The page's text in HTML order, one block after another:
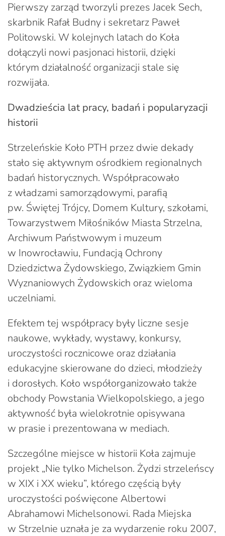
Pierwszy zarząd tworzyli prezes Jacek Sech,
skarbnik Rafał Budny i sekretarz Paweł
Politowski. W kolejnych latach do Koła
dołączyli nowi pasjonaci historii, dzięki
którym działalność organizacji stale się
rozwijała.
Dwadzieścia lat pracy, badań i popularyzacji
historii
Strzeleńskie Koło PTH przez dwie dekady
stało się aktywnym ośrodkiem regionalnych
badań historycznych. Współpracowało
z władzami samorządowymi, parafią
pw. Świętej Trójcy, Domem Kultury, szkołami,
Towarzystwem Miłośników Miasta Strzelna,
Archiwum Państwowym i muzeum
w Inowrocławiu, Fundacją Ochrony
Dziedzictwa Żydowskiego, Związkiem Gmin
Wyznaniowych Żydowskich oraz wieloma
uczelniami.
Efektem tej współpracy były liczne sesje
naukowe, wykłady, wystawy, konkursy,
uroczystości rocznicowe oraz działania
edukacyjne skierowane do dzieci, młodzieży
i dorosłych. Koło współorganizowało także
obchody Powstania Wielkopolskiego, a jego
aktywność była wielokrotnie opisywana
w prasie i prezentowana w mediach.
Szczególne miejsce w historii Koła zajmuje
projekt „Nie tylko Michelson. Żydzi strzeleńscy
w XIX i XX wieku”, którego częścią były
uroczystości poświęcone Albertowi
Abrahamowi Michelsonowi. Rada Miejska
w Strzelnie uznała je za wydarzenie roku 2007,